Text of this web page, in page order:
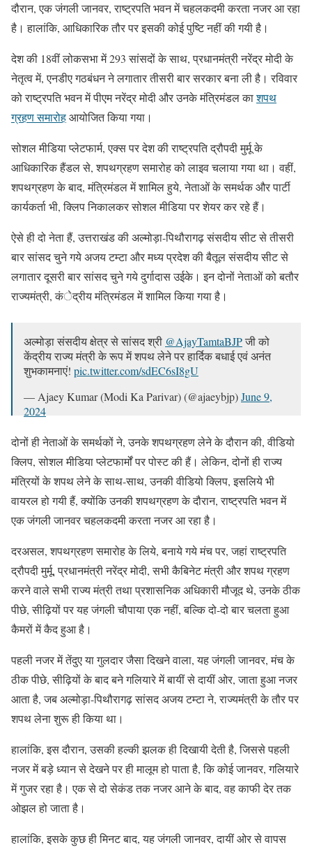
दौरान, एक जंगली जानवर, राष्ट्रपति भवन में चहलकदमी करता नजर आ रहा
है। हालांकि, आधिकारिक तौर पर इसकी कोई पुष्टि नहीं की गयी है।
देश की 18वीं लोकसभा में 293 सांसदों के साथ, प्रधानमंत्री नरेंद्र मोदी के
नेतृत्व में, एनडीए गठबंधन ने लगातार तीसरी बार सरकार बना ली है। रविवार
को राष्ट्रपति भवन में पीएम नरेंद्र मोदी और उनके मंत्रिमंडल काशपथ
ग्रहण समारोहआयोजित किया गया।
सोशल मीडिया प्लेटफार्म, एक्स पर देश की राष्ट्रपति द्रौपदी मुर्मू के
आधिकारिक हैंडल से, शपथग्रहण समारोह को लाइव चलाया गया था। वहीं,
शपथग्रहण के बाद, मंत्रिमंडल में शामिल हुये, नेताओं के समर्थक और पार्टी
कार्यकर्ता भी, क्लिप निकालकर सोशल मीडिया पर शेयर कर रहे हैं।
ऐसे ही दो नेता हैं, उत्तराखंड की अल्मोड़ा-पिथौरागढ़ संसदीय सीट से तीसरी
बार सांसद चुने गये अजय टम्टा और मध्य प्रदेश की बैतूल संसदीय सीट से
लगातार दूसरी बार सांसद चुने गये दुर्गादास उईके। इन दोनों नेताओं को बतौर
राज्यमंत्री, कंेद्रीय मंत्रिमंडल में शामिल किया गया है।
अल्मोड़ा संसदीय क्षेत्र से सांसद श्री @AjayTamtaBJPजी को
केंद्रीय राज्य मंत्री के रूप में शपथ लेने पर हार्दिक बधाई एवं अनंत
शुभकामनाएं! pic.twitter.com/sdEC6sI8gU
— Ajaey Kumar (Modi Ka Parivar) (@ajaeybjp)June 9,
2024
दोनों ही नेताओं के समर्थकों ने, उनके शपथग्रहण लेने के दौरान की, वीडियो
क्लिप, सोशल मीडिया प्लेटफार्मों पर पोस्ट की हैं। लेकिन, दोनों ही राज्य
मंत्रियों के शपथ लेने के साथ-साथ, उनकी वीडियो क्लिप, इसलिये भी
वायरल हो गयी हैं, क्योंकि उनकी शपथग्रहण के दौरान, राष्ट्रपति भवन में
एक जंगली जानवर चहलकदमी करता नजर आ रहा है।
दरअसल, शपथग्रहण समारोह के लिये, बनाये गये मंच पर, जहां राष्ट्रपति
द्रौपदी मुर्मू, प्रधानमंत्री नरेंद्र मोदी, सभी कैबिनेट मंत्री और शपथ ग्रहण
करने वाले सभी राज्य मंत्री तथा प्रशासनिक अधिकारी मौजूद थे, उनके ठीक
पीछे, सीढ़ियों पर यह जंगली चौपाया एक नहीं, बल्कि दो-दो बार चलता हुआ
कैमरों में कैद हुआ है।
पहली नजर में तेंदुए या गुलदार जैसा दिखने वाला, यह जंगली जानवर, मंच के
ठीक पीछे, सीढ़ियों के बाद बने गलियारे में बायीं से दायीं ओर, जाता हुआ नजर
आता है, जब अल्मोड़ा-पिथौरागढ़ सांसद अजय टम्टा ने, राज्यमंत्री के तौर पर
शपथ लेना शुरू ही किया था।
हालांकि, इस दौरान, उसकी हल्की झलक ही दिखायी देती है, जिससे पहली
नजर में बड़े ध्यान से देखने पर ही मालूम हो पाता है, कि कोई जानवर, गलियारे
में गुजर रहा है। एक से दो सेकंड तक नजर आने के बाद, वह काफी देर तक
ओझल हो जाता है।
हालांकि, इसके कुछ ही मिनट बाद, यह जंगली जानवर, दायीं ओर से वापस